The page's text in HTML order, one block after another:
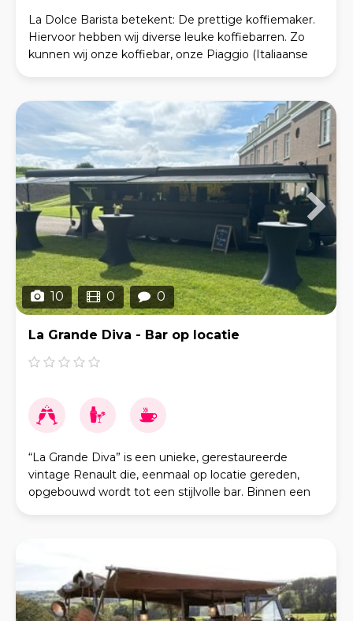
La Dolce Barista betekent: De prettige koffiemaker.
Hiervoor hebben wij diverse leuke koffiebarren. Zo
kunnen wij onze koffiebar, onze Piaggio (Italiaanse
10 0 0
La Grande Diva - Bar op locatie
“La Grande Diva” is een unieke, gerestaureerde
vintage Renault die, eenmaal op locatie gereden,
opgebouwd wordt tot een stijlvolle bar. Binnen een